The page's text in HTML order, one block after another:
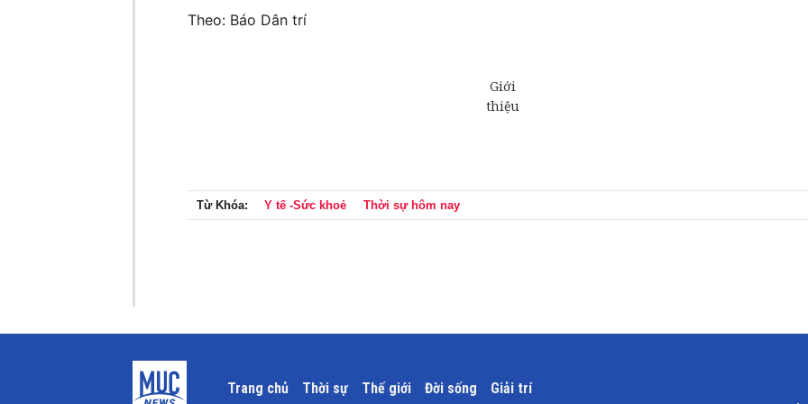
Theo: Báo Dân trí
Từ Khóa: Y tế -Sức khoẻ Thời sự hôm nay
Trang chủ Thời sự Thế giới Đời sống Giải trí